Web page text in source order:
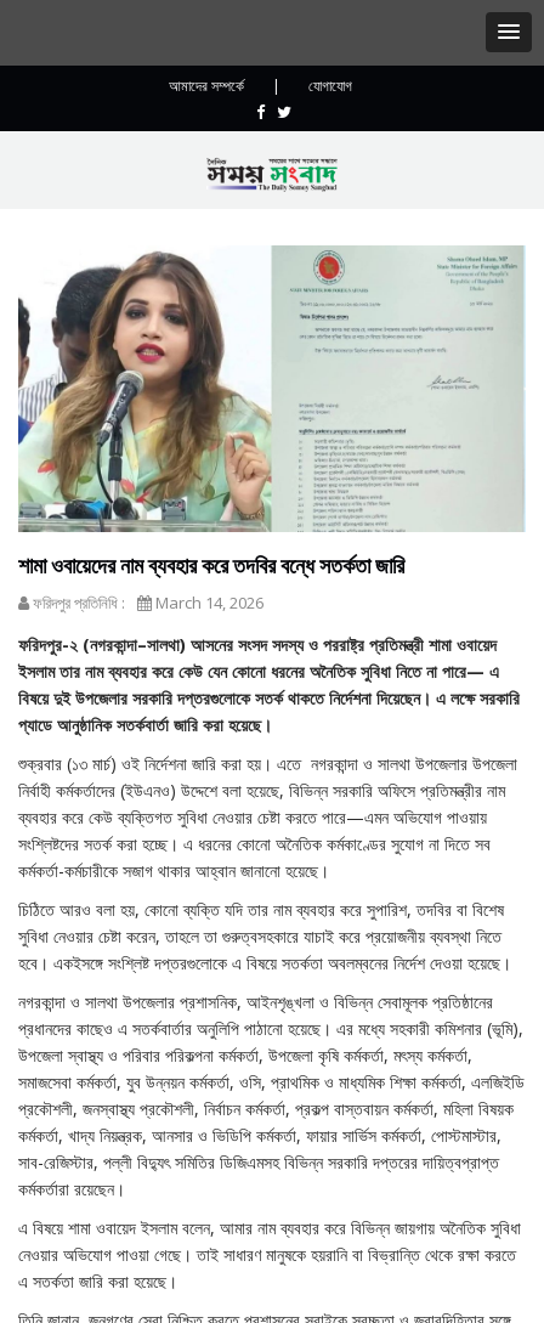
আমাদের সম্পর্কে | যোগাযোগ
শামা ওবায়েদের নাম ব্যবহার করে তদবির বন্ধে সতর্কতা জারি
ফরিদপুর প্রতিনিধি : March 14, 2026
ফরিদপুর-২ (নগরকান্দা–সালথা) আসনের সংসদ সদস্য ও পররাষ্ট্র প্রতিমন্ত্রী শামা ওবায়েদ
ইসলাম তার নাম ব্যবহার করে কেউ যেন কোনো ধরনের অনৈতিক সুবিধা নিতে না পারে— এ
বিষয়ে দুই উপজেলার সরকারি দপ্তরগুলোকে সতর্ক থাকতে নির্দেশনা দিয়েছেন। এ লক্ষে সরকারি
প্যাডে আনুষ্ঠানিক সতর্কবার্তা জারি করা হয়েছে।
শুক্রবার (১৩ মার্চ) ওই নির্দেশনা জারি করা হয়। এতে নগরকান্দা ও সালথা উপজেলার উপজেলা
নির্বাহী কর্মকর্তাদের (ইউএনও) উদ্দেশে বলা হয়েছে, বিভিন্ন সরকারি অফিসে প্রতিমন্ত্রীর নাম
ব্যবহার করে কেউ ব্যক্তিগত সুবিধা নেওয়ার চেষ্টা করতে পারে—এমন অভিযোগ পাওয়ায়
সংশ্লিষ্টদের সতর্ক করা হচ্ছে। এ ধরনের কোনো অনৈতিক কর্মকাণ্ডের সুযোগ না দিতে সব
কর্মকর্তা-কর্মচারীকে সজাগ থাকার আহ্বান জানানো হয়েছে।
চিঠিতে আরও বলা হয়, কোনো ব্যক্তি যদি তার নাম ব্যবহার করে সুপারিশ, তদবির বা বিশেষ
সুবিধা নেওয়ার চেষ্টা করেন, তাহলে তা গুরুত্বসহকারে যাচাই করে প্রয়োজনীয় ব্যবস্থা নিতে
হবে। একইসঙ্গে সংশ্লিষ্ট দপ্তরগুলোকে এ বিষয়ে সতর্কতা অবলম্বনের নির্দেশ দেওয়া হয়েছে।
নগরকান্দা ও সালথা উপজেলার প্রশাসনিক, আইনশৃঙ্খলা ও বিভিন্ন সেবামূলক প্রতিষ্ঠানের
প্রধানদের কাছেও এ সতর্কবার্তার অনুলিপি পাঠানো হয়েছে। এর মধ্যে সহকারী কমিশনার (ভূমি),
উপজেলা স্বাস্থ্য ও পরিবার পরিকল্পনা কর্মকর্তা, উপজেলা কৃষি কর্মকর্তা, মৎস্য কর্মকর্তা,
সমাজসেবা কর্মকর্তা, যুব উন্নয়ন কর্মকর্তা, ওসি, প্রাথমিক ও মাধ্যমিক শিক্ষা কর্মকর্তা, এলজিইডি
প্রকৌশলী, জনস্বাস্থ্য প্রকৌশলী, নির্বাচন কর্মকর্তা, প্রকল্প বাস্তবায়ন কর্মকর্তা, মহিলা বিষয়ক
কর্মকর্তা, খাদ্য নিয়ন্ত্রক, আনসার ও ভিডিপি কর্মকর্তা, ফায়ার সার্ভিস কর্মকর্তা, পোস্টমাস্টার,
সাব-রেজিস্টার, পল্লী বিদ্যুৎ সমিতির ডিজিএমসহ বিভিন্ন সরকারি দপ্তরের দায়িত্বপ্রাপ্ত
কর্মকর্তারা রয়েছেন।
এ বিষয়ে শামা ওবায়েদ ইসলাম বলেন, আমার নাম ব্যবহার করে বিভিন্ন জায়গায় অনৈতিক সুবিধা
নেওয়ার অভিযোগ পাওয়া গেছে। তাই সাধারণ মানুষকে হয়রানি বা বিভ্রান্তি থেকে রক্ষা করতে
এ সতর্কতা জারি করা হয়েছে।